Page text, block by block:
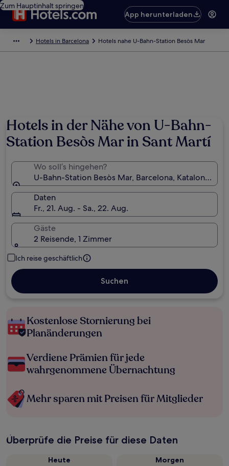
Zum Hauptinhalt springen
App herunterladen
Hotels in Barcelona Hotels nahe U-Bahn-Station Besòs Mar
Hotels in der Nähe von U-Bahn-
Station Besòs Mar in Sant Martí
Wo soll’s hingehen?
U-Bahn-Station Besòs Mar, Barcelona, Katalonien,
Daten
Fr., 21. Aug. - Sa., 22. Aug.
Gäste
2 Reisende, 1 Zimmer
Ich reise geschäftlich
Suchen
Kostenlose Stornierung bei
Planänderungen
Verdiene Prämien für jede
wahrgenommene Übernachtung
Mehr sparen mit Preisen für Mitglieder
Überprüfe die Preise für diese Daten
Heute
Morgen